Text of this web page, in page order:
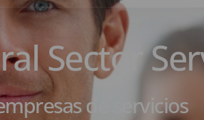
Sector
de servicios